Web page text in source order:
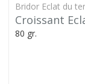
Bridor Eclat du
Croissant
80 gr.